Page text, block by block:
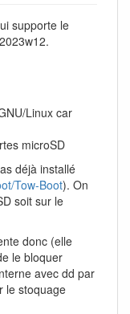
supporte le
Linux car
microSD
déjà installé
Tow-Boot). On
soit sur le
donc (elle
le bloquer
avec dd par
le stoquage